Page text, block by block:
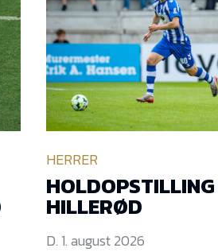
HERRER
HILLERØD
D. 1. august 2026